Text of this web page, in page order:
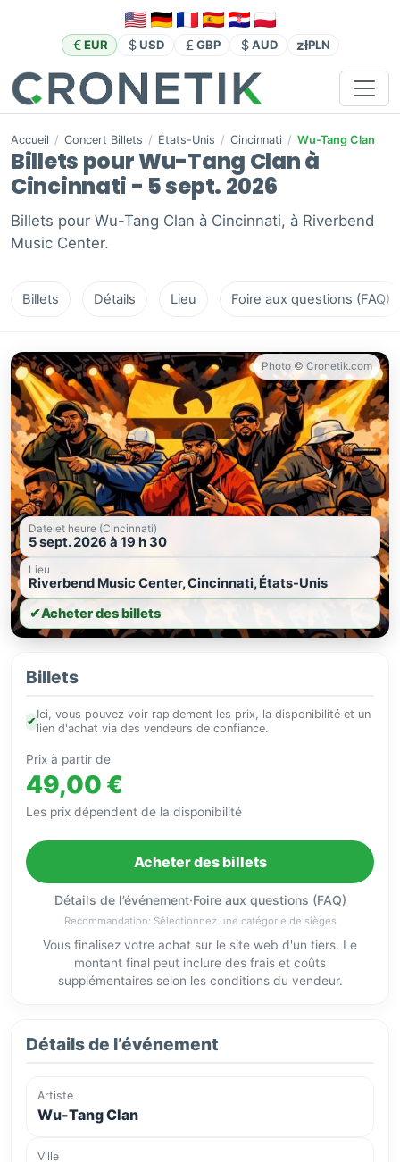
EUR USD GBP AUD złPLN
Accueil / Concert Billets / États-Unis / Cincinnati / Wu-Tang Clan
Billets pour Wu-Tang Clan à
Cincinnati - 5 sept. 2026
Billets pour Wu-Tang Clan à Cincinnati, à Riverbend
Music Center.
Billets Détails Lieu Foire aux questions (FAQ)
Photo © Cronetik.com
Date et heure (Cincinnati)
5 sept. 2026 à 19 h 30
Lieu
Riverbend Music Center, Cincinnati, États-Unis
✔Acheter des billets
Billets
✔
Ici, vous pouvez voir rapidement les prix, la disponibilité et un
lien d'achat via des vendeurs de confiance.
Prix à partir de
49,00 €
Les prix dépendent de la disponibilité
Acheter des billets
Détails de l’événement·Foire aux questions (FAQ)
Recommandation: Sélectionnez une catégorie de sièges
Vous finalisez votre achat sur le site web d'un tiers. Le
montant final peut inclure des frais et coûts
supplémentaires selon les conditions du vendeur.
Détails de l’événement
Artiste
Wu-Tang Clan
Ville